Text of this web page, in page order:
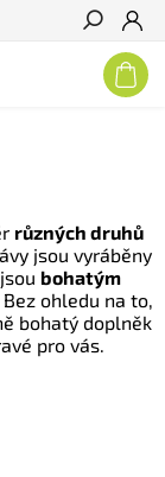
Hledat
různých druhů
jsou vyráběny
bohatým
Bez ohledu na to,
bohatý doplněk
pro vás.